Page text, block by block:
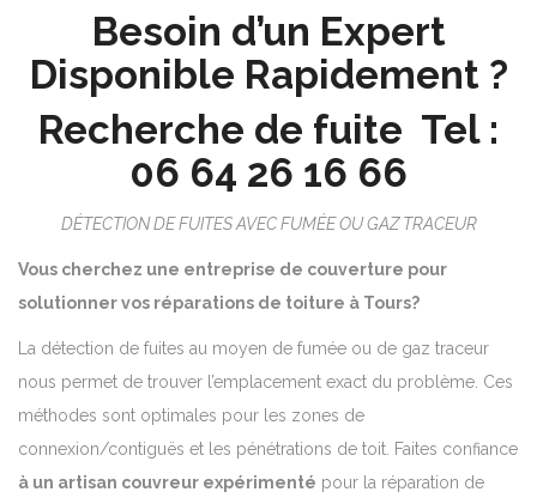
Besoin d’un Expert
Disponible Rapidement ?
Recherche de fuite Tel :
06 64 26 16 66
DÉTECTION DE FUITES AVEC FUMÉE OU GAZ TRACEUR
Vous cherchez une entreprise de couverture pour
solutionner vos réparations de toiture à Tours?
La détection de fuites au moyen de fumée ou de gaz traceur
nous permet de trouver l’emplacement exact du problème. Ces
méthodes sont optimales pour les zones de
connexion/contiguës et les pénétrations de toit. Faites confiance
à un artisan couvreur expérimenté pour la réparation de